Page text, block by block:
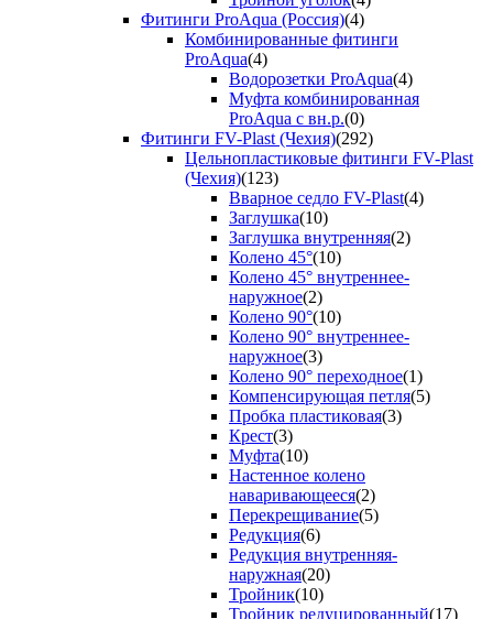
Фитинги ProAqua (Россия)(4)
Комбинированные фитинги
ProAqua(4)
Водорозетки ProAqua(4)
Муфта комбинированная
ProAqua с вн.р.(0)
Фитинги FV-Plast (Чехия)(292)
Цельнопластиковые фитинги FV-Plast
(Чехия)(123)
Вварное седло FV-Plast(4)
Заглушка(10)
Заглушка внутренняя(2)
Колено 45°(10)
Колено 45° внутреннее-
наружное(2)
Колено 90°(10)
Колено 90° внутреннее-
наружное(3)
Колено 90° переходное(1)
Компенсирующая петля(5)
Пробка пластиковая(3)
Крест(3)
Муфта(10)
Настенное колено
наваривающееся(2)
Перекрещивание(5)
Редукция(6)
Редукция внутренняя-
наружная(20)
Тройник(10)
Тройник редуцированный(17)